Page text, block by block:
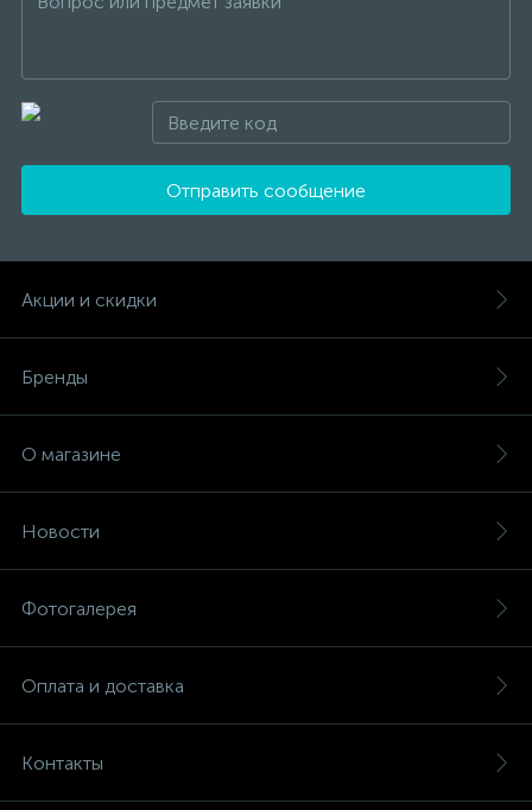
Отправить сообщение
Акции и скидки
Бренды
О магазине
Новости
Фотогалерея
Оплата и доставка
Контакты